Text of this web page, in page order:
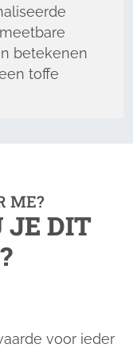
betekenen
toffe
ME?
JE DIT
voor ieder